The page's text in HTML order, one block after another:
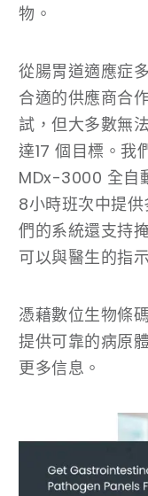
物。
從腸胃道適應症
合適的供應商合
試，但大多數無
達17 個目標。我
MDx-3000 全自
8小時班次中提
們的系統還支持
可以與醫生的指
憑藉數位生物條
提供可靠的病原
更多信息。